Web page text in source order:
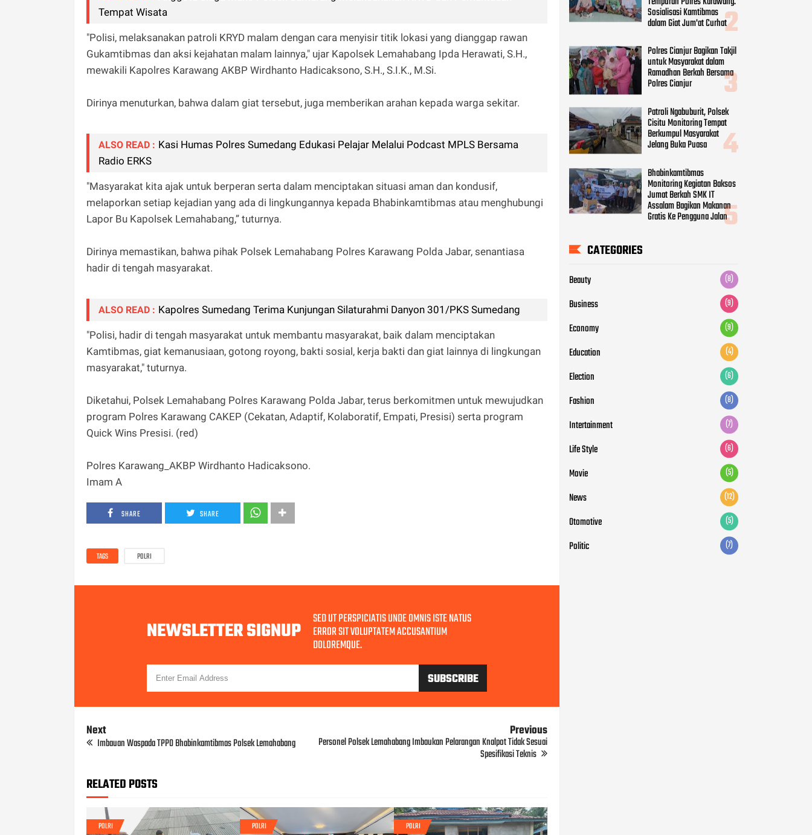
Tempat Wisata
"Polisi, melaksanakan patroli KRYD malam dengan cara menyisir titik lokasi yang dianggap rawan
Gukamtibmas dan aksi kejahatan malam lainnya," ujar Kapolsek Lemahabang Ipda Herawati, S.H.,
mewakili Kapolres Karawang AKBP Wirdhanto Hadicaksono, S.H., S.I.K., M.Si.
Dirinya menuturkan, bahwa dalam giat tersebut, juga memberikan arahan kepada warga sekitar.
ALSO READ : Kasi Humas Polres Sumedang Edukasi Pelajar Melalui Podcast MPLS Bersama
Radio ERKS
"Masyarakat kita ajak untuk berperan serta dalam menciptakan situasi aman dan kondusif,
melaporkan setiap kejadian yang ada di lingkungannya kepada Bhabinkamtibmas atau menghubungi
Lapor Bu Kapolsek Lemahabang,” tuturnya.
Dirinya memastikan, bahwa pihak Polsek Lemahabang Polres Karawang Polda Jabar, senantiasa
hadir di tengah masyarakat.
ALSO READ : Kapolres Sumedang Terima Kunjungan Silaturahmi Danyon 301/PKS Sumedang
"Polisi, hadir di tengah masyarakat untuk membantu masyarakat, baik dalam menciptakan
Kamtibmas, giat kemanusiaan, gotong royong, bakti sosial, kerja bakti dan giat lainnya di lingkungan
masyarakat," tuturnya.
Diketahui, Polsek Lemahabang Polres Karawang Polda Jabar, terus berkomitmen untuk mewujudkan
program Polres Karawang CAKEP (Cekatan, Adaptif, Kolaboratif, Empati, Presisi) serta program
Quick Wins Presisi. (red)
Polres Karawang_AKBP Wirdhanto Hadicaksono.
Imam A
SHARE SHARE
TAGS POLRI
NEWSLETTER SIGNUP SED UT PERSPICIATIS UNDE OMNIS ISTE NATUS
ERROR SIT VOLUPTATEM ACCUSANTIUM
DOLOREMQUE.
Next
Imbauan Waspada TPPO Bhabinkamtibmas Polsek Lemahabang
Previous
Personel Polsek Lemahabang Imbaukan Pelarangan Knalpot Tidak Sesuai
Spesifikasi Teknis
RELATED POSTS
POLRI POLRI POLRI
Sosialisasi Kamtibmas
dalam Giat Jum'at Curhat
Polres Cianjur Bagikan Takjil
untuk Masyarakat dalam
Ramadhan Berkah Bersama
Polres Cianjur
Patroli Ngabuburit, Polsek
Cisitu Monitoring Tempat
Berkumpul Masyarakat
Jelang Buka Puasa
Bhabinkamtibmas
Monitoring Kegiatan Baksos
Jumat Berkah SMK IT
Assalam Bagikan Makanan
Gratis Ke Pengguna Jalan
CATEGORIES
Beauty (8)
Business (9)
Economy (9)
Education (4)
Election (6)
Fashion (8)
Intertainment (7)
Life Style (6)
Movie (5)
News (12)
Otomotive (5)
Politic (7)